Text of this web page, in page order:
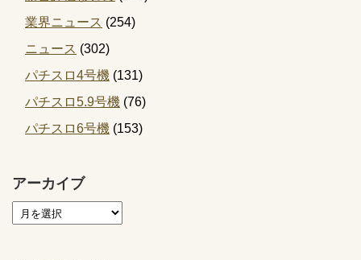
業界ニュース (254)
ニュース (302)
パチスロ4号機 (131)
パチスロ5.9号機 (76)
パチスロ6号機 (153)
アーカイブ